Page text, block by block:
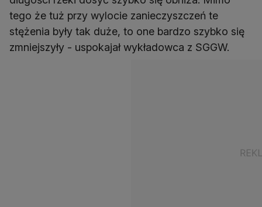
tego że tuż przy wylocie zanieczyszczeń te
stężenia były tak duże, to one bardzo szybko się
zmniejszyły - uspokajał wykładowca z SGGW.